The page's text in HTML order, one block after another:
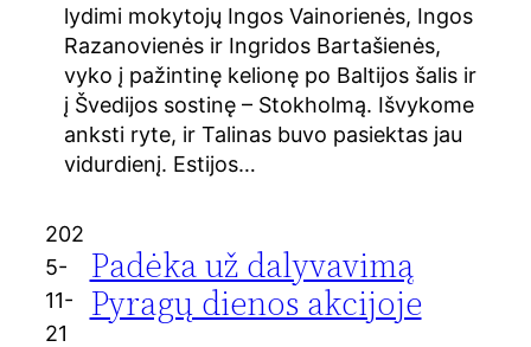
lydimi mokytojų Ingos Vainorienės, Ingos
Razanovienės ir Ingridos Bartašienės,
vyko į pažintinę kelionę po Baltijos šalis ir
į Švedijos sostinę – Stokholmą. Išvykome
anksti ryte, ir Talinas buvo pasiektas jau
vidurdienį. Estijos…
202
5-
11-
21
Padėka už dalyvavimą
Pyragų dienos akcijoje